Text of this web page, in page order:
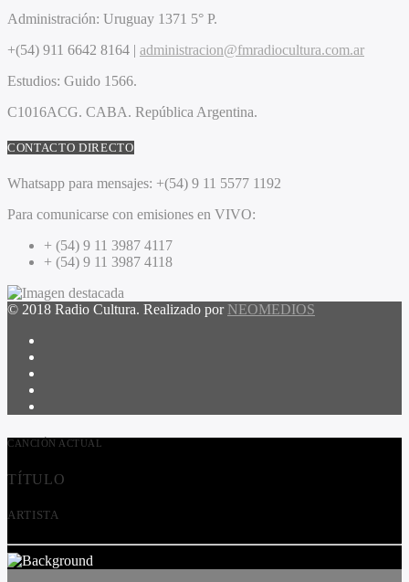
Administración: Uruguay 1371 5° P.
+(54) 911 6642 8164 | administracion@fmradiocultura.com.ar
Estudios: Guido 1566.
C1016ACG. CABA. República Argentina.
CONTACTO DIRECTO
Whatsapp para mensajes: +(54) 9 11 5577 1192
Para comunicarse con emisiones en VIVO:
+ (54) 9 11 3987 4117
+ (54) 9 11 3987 4118
© 2018 Radio Cultura. Realizado por NEOMEDIOS
CANCIÓN ACTUAL
TÍTULO
ARTISTA